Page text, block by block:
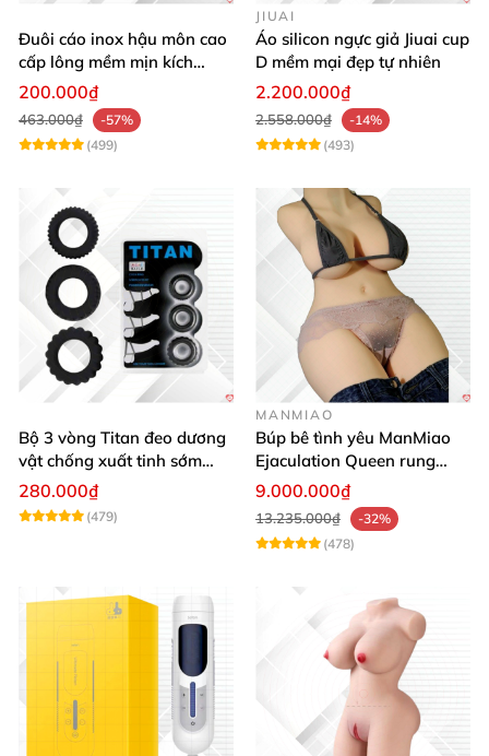
Đuôi cáo inox hậu môn cao
cấp lông mềm mịn kích
thích khoái cảm
200.000₫
463.000₫
-57%
(499)
JIUAI
Áo silicon ngực giả Jiuai cup
D mềm mại đẹp tự nhiên
2.200.000₫
2.558.000₫
-14%
(493)
Bộ 3 vòng Titan đeo dương
vật chống xuất tinh sớm
silicon y tế tăng hưng phấn
280.000₫
(479)
MANMIAO
Búp bê tình yêu ManMiao
Ejaculation Queen rung
cảm biến sưởi ấm phun
nước thông minh
9.000.000₫
13.235.000₫
-32%
(478)